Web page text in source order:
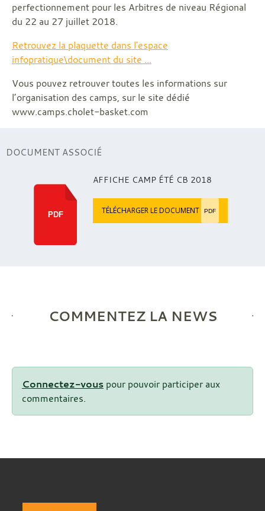
perfectionnement pour les Arbitres de niveau Régional
du 22 au 27 juillet 2018.
Retrouvez la plaquette dans l'espace
infopratique\document du site ...
Vous pouvez retrouver toutes les informations sur
l’organisation des camps, sur le site dédié
www.camps.cholet-basket.com
DOCUMENT ASSOCIÉ
PDF
AFFICHE CAMP ÉTÉ CB 2018
TÉLÉCHARGER LE DOCUMENT PDF
COMMENTEZ LA NEWS
Connectez-vous pour pouvoir participer aux
commentaires.